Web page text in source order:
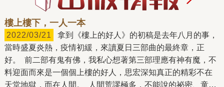
樓上樓下，一人一本
2022/03/21
當時盛夏炎熱，疫情初緩，來讀夏日三部曲的最終章，正
好。 前二部有鬼有佛，我私心想著第三部理應有神有魔，不
料迎面而來是一個個上樓的好人，思宏深知真正的精彩不在
天堂地獄，而在人間。 人間荒謬極多，不能說的祕密、童年